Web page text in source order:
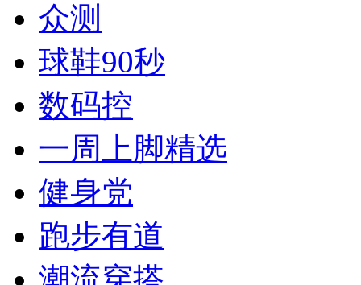
众测
球鞋90秒
数码控
一周上脚精选
健身党
跑步有道